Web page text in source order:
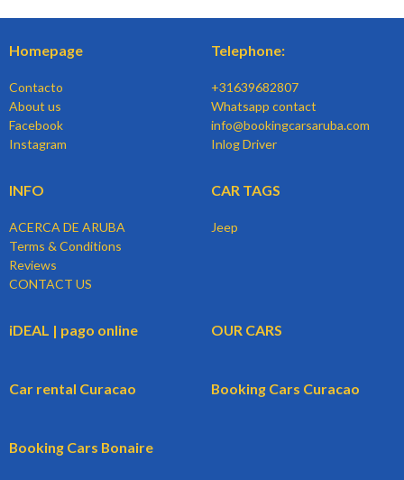
Homepage
Contacto
About us
Facebook
Instagram
Telephone:
+31639682807
Whatsapp contact
info@bookingcarsaruba.com
Inlog Driver
INFO
ACERCA DE ARUBA
Terms & Conditions
Reviews
CONTACT US
CAR TAGS
Jeep
iDEAL | pago online OUR CARS
Car rental Curacao Booking Cars Curacao
Booking Cars Bonaire